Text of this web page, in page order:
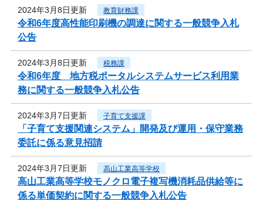
2024年3月8日更新 教育財務課
令和6年度高性能印刷機の調達に関する一般競争入札
公告
2024年3月8日更新 税務課
令和6年度 地方税ポータルシステムサービス利用業
務に関する一般競争入札公告
2024年3月7日更新 子育て支援課
「子育て支援関連システム」開発及び運用・保守業務
委託に係る意見招請
2024年3月7日更新 高山工業高等学校
高山工業高等学校モノクロ電子複写機消耗品供給等に
係る単価契約に関する一般競争入札公告